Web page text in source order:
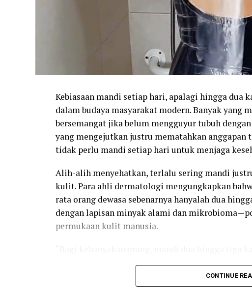
Kebiasaan mandi setiap hari, apalagi hingga dua
dalam budaya masyarakat modern. Banyak yang
bersemangat jika belum mengguyur tubuh
yang mengejutkan justru mematahkan anggapan
tidak perlu mandi setiap hari untuk menjaga
Alih-alih menyehatkan, terlalu sering mandi
kulit. Para ahli dermatologi mengungkapkan
rata orang dewasa sebenarnya hanyalah dua
dengan lapisan minyak alami dan
permukaan kulit manusia.
kebersihan dan kesehatan kulit,” jelas
CONTINUE